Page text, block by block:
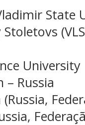
State
– Russia
(Russia,